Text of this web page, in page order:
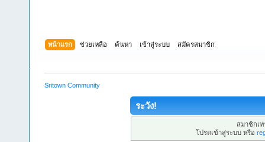
หน้าแรก ช่วยเหลือ ค้นหา เข้าสู่ระบบ สมัครสมาชิก
Sritown Community
ระวัง!
สมาชิกเ
โปรดเข้าสู่ระบบ หรือ